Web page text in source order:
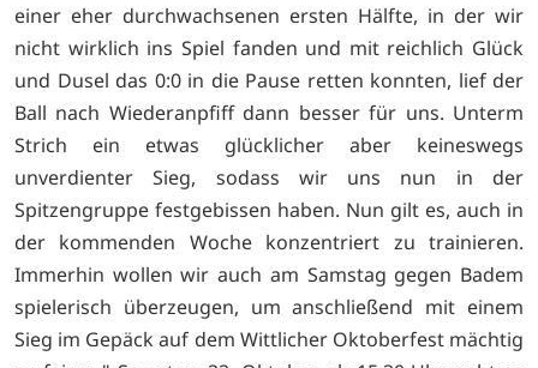
einer eher durchwachsenen ersten Hälfte, in der wir
nicht wirklich ins Spiel fanden und mit reichlich Glück
und Dusel das 0:0 in die Pause retten konnten, lief der
Ball nach Wiederanpfiff dann besser für uns. Unterm
Strich ein etwas glücklicher aber keineswegs
unverdienter Sieg, sodass wir uns nun in der
Spitzengruppe festgebissen haben. Nun gilt es, auch in
der kommenden Woche konzentriert zu trainieren.
Immerhin wollen wir auch am Samstag gegen Badem
spielerisch überzeugen, um anschließend mit einem
Sieg im Gepäck auf dem Wittlicher Oktoberfest mächtig